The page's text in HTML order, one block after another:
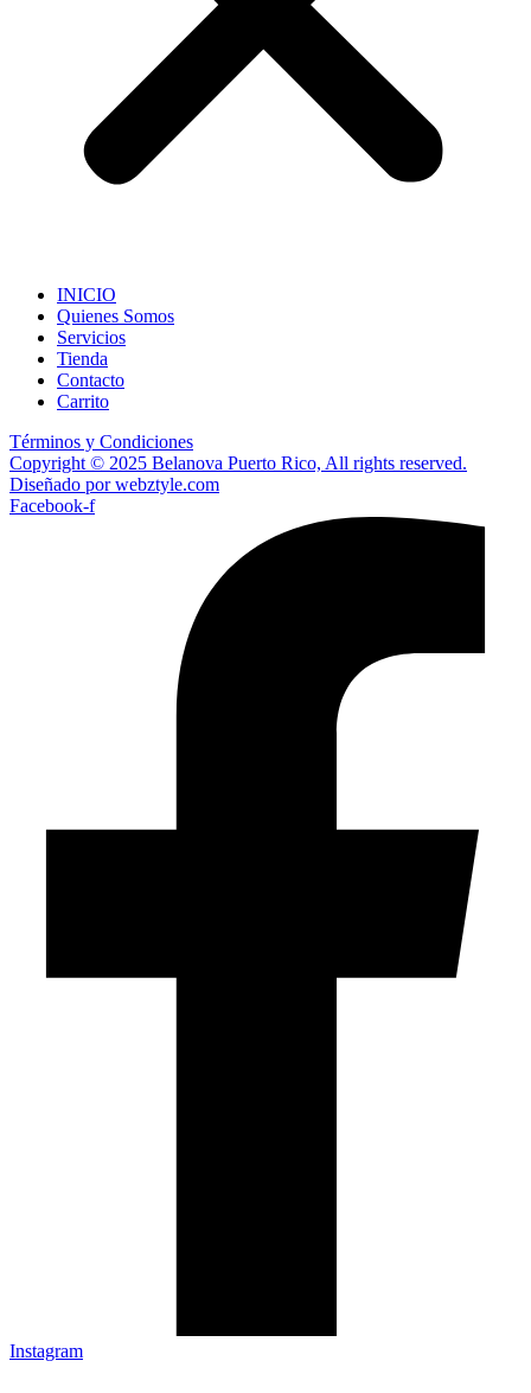
INICIO
Quienes Somos
Servicios
Tienda
Contacto
Carrito
Términos y Condiciones
Copyright © 2025 Belanova Puerto Rico, All rights reserved.
Diseñado por webztyle.com
Facebook-f
Instagram